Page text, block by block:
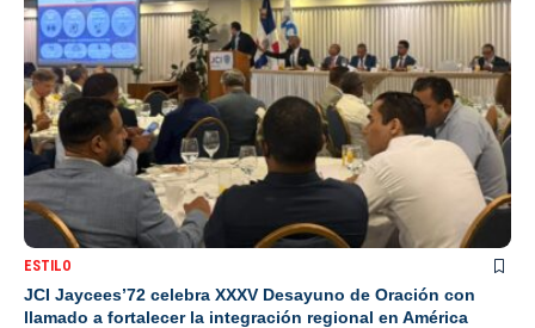
ESTILO
JCI Jaycees’72 celebra XXXV Desayuno de Oración con
llamado a fortalecer la integración regional en América